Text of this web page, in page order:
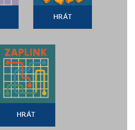
HRÁT
HRÁT